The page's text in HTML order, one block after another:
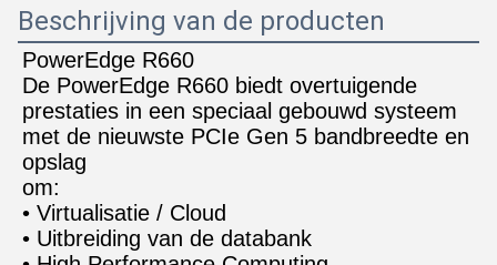
Beschrijving van de producten
PowerEdge R660
De PowerEdge R660 biedt overtuigende
prestaties in een speciaal gebouwd systeem
met de nieuwste PCIe Gen 5 bandbreedte en
opslag
om:
• Virtualisatie / Cloud
• Uitbreiding van de databank